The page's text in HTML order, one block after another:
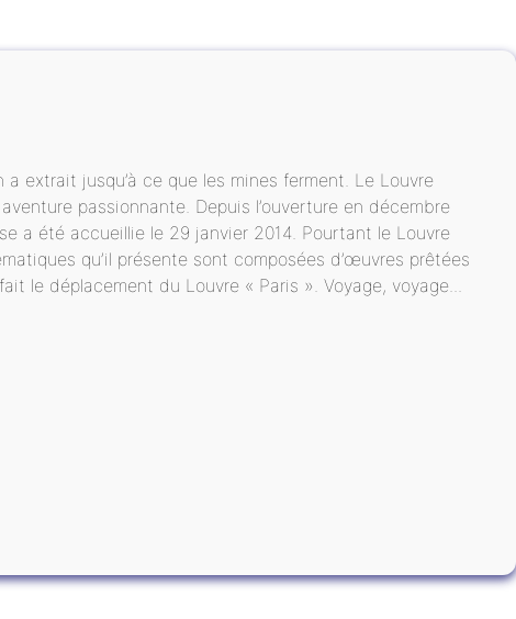
extrait jusqu’à ce que les mines ferment. Le Louvre
passionnante. Depuis l’ouverture en décembre
a été accueillie le 29 janvier 2014. Pourtant le Louvre
qu’il présente sont composées d’œuvres prêtées
le déplacement du Louvre « Paris ». Voyage, voyage...